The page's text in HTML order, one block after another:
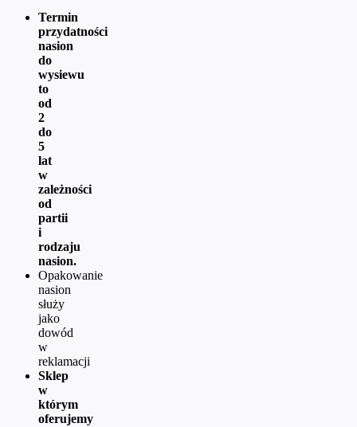
Termin
przydatności
nasion
do
wysiewu
to
od
2
do
5
lat
w
zależności
od
partii
i
rodzaju
nasion.
Opakowanie
nasion
służy
jako
dowód
w
reklamacji
Sklep
w
którym
oferujemy